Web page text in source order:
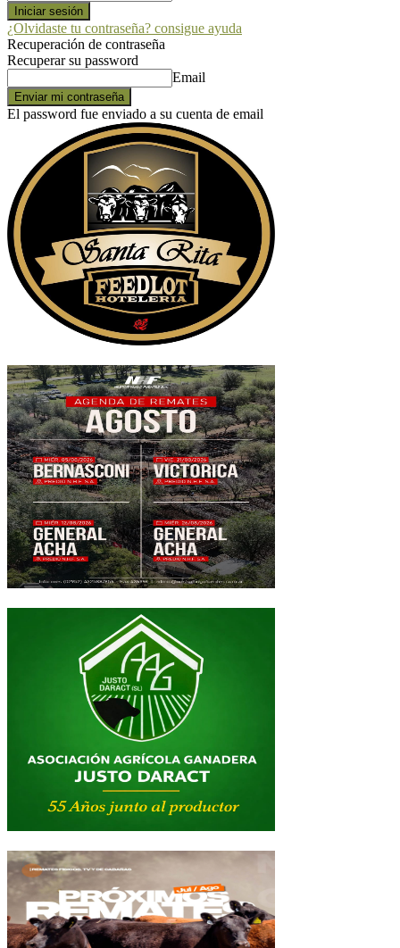
¿Olvidaste tu contraseña? consigue ayuda
Recuperación de contraseña
Recuperar su password
Email
El password fue enviado a su cuenta de email